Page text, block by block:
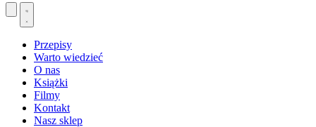
Przepisy
Warto wiedzieć
O nas
Książki
Filmy
Kontakt
Nasz sklep